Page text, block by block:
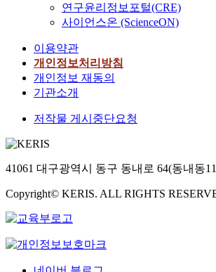
연구윤리정보포털(CRE)
사이언스온 (ScienceON)
이용약관
개인정보처리방침
개인정보 재동의
기관소개
저작물 게시중단요청
41061 대구광역시 동구 동내로 64(동내동
Copyright© KERIS. ALL RIGHTS